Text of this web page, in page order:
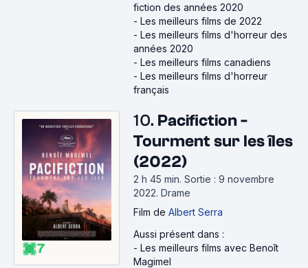
fiction des années 2020
- Les meilleurs films de 2022
- Les meilleurs films d'horreur des
années 2020
- Les meilleurs films canadiens
- Les meilleurs films d'horreur
français
7
10. Pacifiction -
Tourment sur les îles
(2022)
2 h 45 min. Sortie : 9 novembre
2022. Drame
Film de Albert Serra
Aussi présent dans :
- Les meilleurs films avec Benoît
Magimel